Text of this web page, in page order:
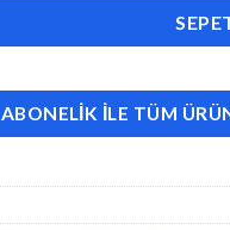
WP Theme adet
ABONELİK İLE TÜM